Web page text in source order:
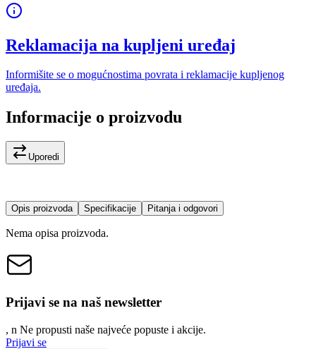
Reklamacija na kupljeni uređaj
Informišite se o mogućnostima povrata i reklamacije kupljenog
uređaja.
Informacije o proizvodu
Uporedi
Opis proizvoda Specifikacije Pitanja i odgovori
Nema opisa proizvoda.
Prijavi se na naš newsletter
, n Ne propusti naše najveće popuste i akcije.
Prijavi se